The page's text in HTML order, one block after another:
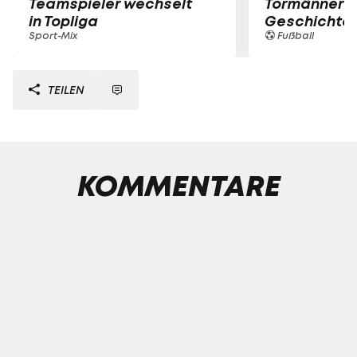
in Topliga
Sport-Mix
Geschichte
Fußball
TEILEN
KOMMENTARE